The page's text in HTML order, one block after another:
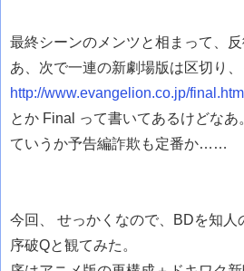
最終シーンのメンツと相まって、
あ、次で一連の新劇場版は区切り
http://www.evangelion.co.jp/final.html
とか Final って書いてあるけどなあ
ていうか予告編詐欺も定番か……
今回、 せっかくなので、BDを知人
序破Qと観てみた。